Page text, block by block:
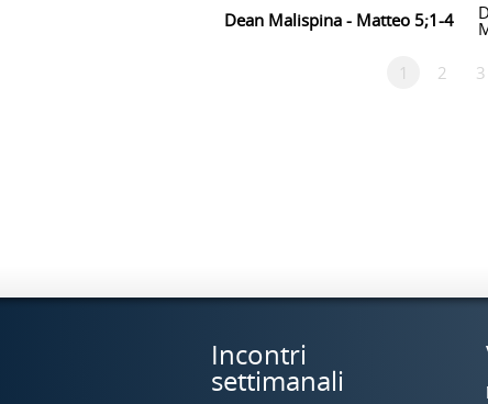
Dean Malispina - Matteo 5;1-4
1 2 3
Incontri
settimanali